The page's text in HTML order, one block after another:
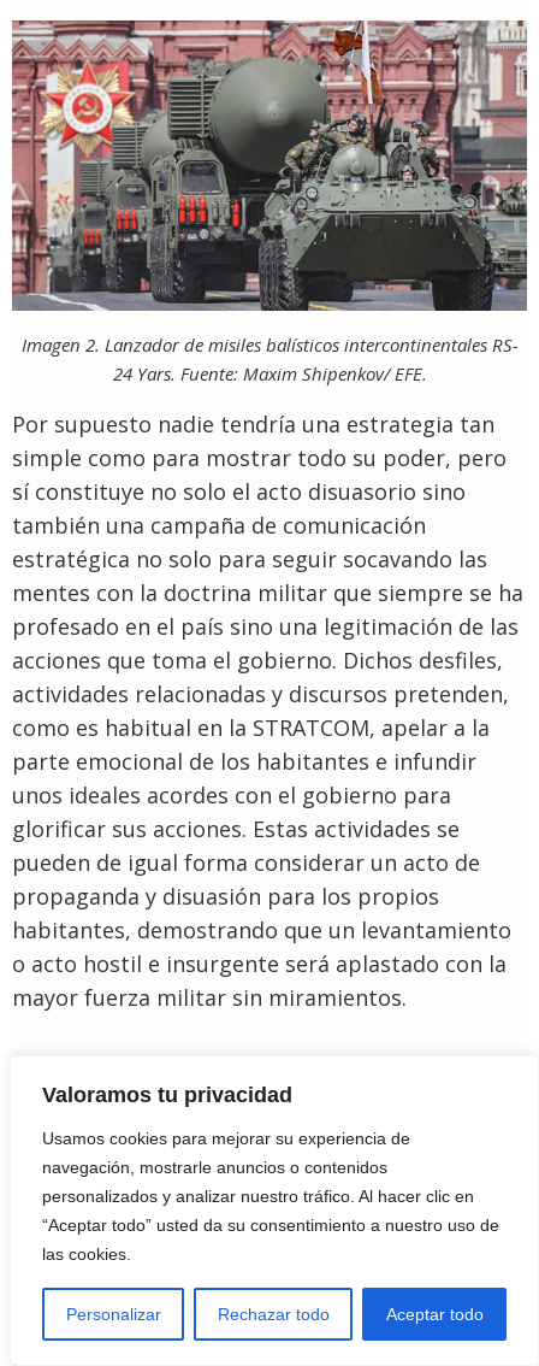
Valoramos tu privacidad
Usamos cookies para mejorar su experiencia de
navegación, mostrarle anuncios o contenidos
personalizados y analizar nuestro tráfico. Al hacer clic en
“Aceptar todo” usted da su consentimiento a nuestro uso de
las cookies.
Personalizar Rechazar todo Aceptar todo
Imagen 2. Lanzador de misiles balísticos intercontinentales RS-
24 Yars. Fuente: Maxim Shipenkov/ EFE.
Por supuesto nadie tendría una estrategia tan
simple como para mostrar todo su poder, pero
sí constituye no solo el acto disuasorio sino
también una campaña de comunicación
estratégica no solo para seguir socavando las
mentes con la doctrina militar que siempre se ha
profesado en el país sino una legitimación de las
acciones que toma el gobierno. Dichos desfiles,
actividades relacionadas y discursos pretenden,
como es habitual en la STRATCOM, apelar a la
parte emocional de los habitantes e infundir
unos ideales acordes con el gobierno para
glorificar sus acciones. Estas actividades se
pueden de igual forma considerar un acto de
propaganda y disuasión para los propios
habitantes, demostrando que un levantamiento
o acto hostil e insurgente será aplastado con la
mayor fuerza militar sin miramientos.
En un amalgama de poder blando y duro, el
escena mundial que a nadie deja impasivo y que
suscita el arraigo del país a estar siempre por
encima de sus enemigos.
El poder militar no es el único factor que hace de
Rusia un ejemplo en disuasión. La industria